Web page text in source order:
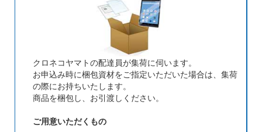
クロネコヤマトの配達員が集荷に伺います。
お申込み時に梱包資材をご指定いただいた場合は、集荷
の際にお持ちいたします。
商品を梱包し、お引渡しください。
ご用意いただくもの